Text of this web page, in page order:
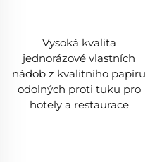
Vysoká kvalita
jednorázové vlastních
nádob z kvalitního papíru
odolných proti tuku pro
hotely a restaurace